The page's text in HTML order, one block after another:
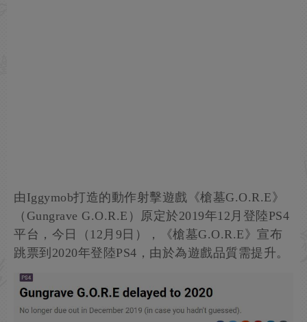
由Iggymob打造的動作射擊遊戲《槍墓G.O.R.E》
（Gungrave G.O.R.E）原定於2019年12月登陸PS4
平台，今日（12月9日），《槍墓G.O.R.E》宣布
跳票到2020年登陸PS4，由於為遊戲品質需提升。